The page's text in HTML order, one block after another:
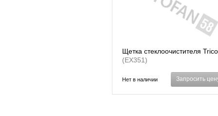
Щетка стеклоочистителя Trico
(EX351)
Нет в наличии Запросить